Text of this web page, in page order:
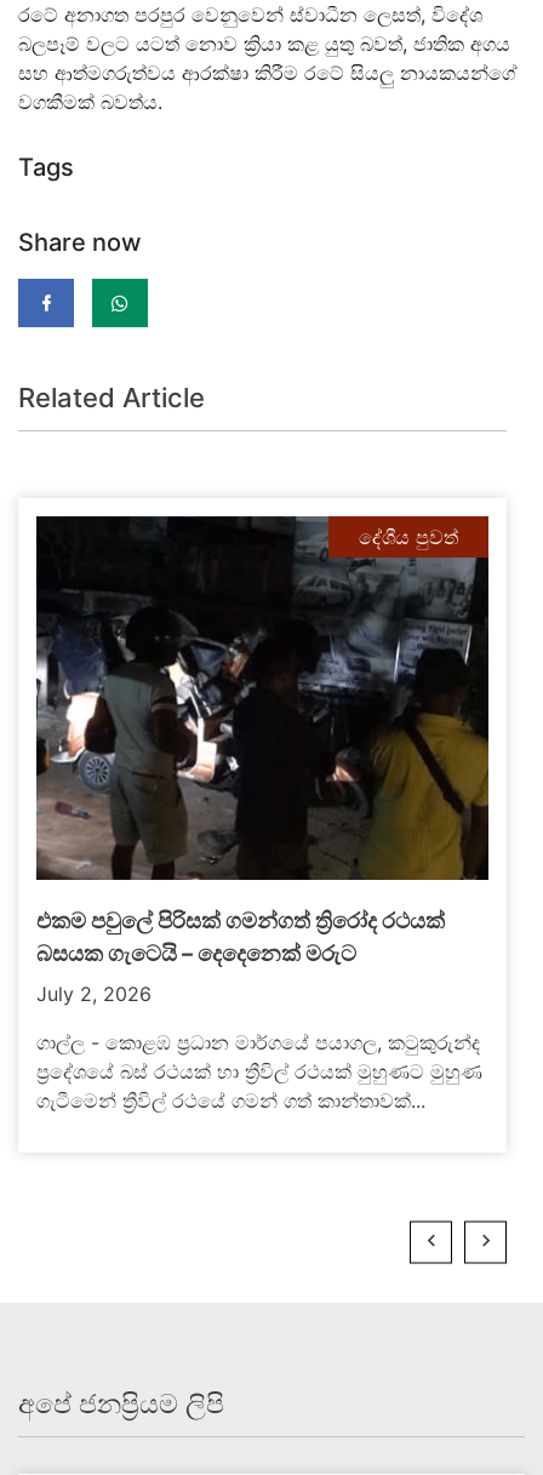
රටේ අනාගත පරපුර වෙනුවෙන් ස්වාධීන ලෙසත්, විදේශ
බලපෑම් වලට යටත් නොව ක්‍රියා කළ යුතු බවත්, ජාතික අගය
සහ ආත්මගරුත්වය ආරක්ෂා කිරීම රටේ සියලු නායකයන්ගේ
වගකීමක් බවත්ය.
Tags
Share now
Related Article
දේශීය පුවත්
එකම පවුලේ පිරිසක් ගමන්ගත් ත්‍රිරෝද රථයක්
බසයක ගැටෙයි – දෙදෙනෙක් මරුට
July 2, 2026
ගාල්ල - කොළඹ ප්‍රධාන මාර්ගයේ පයාගල, කටුකුරුන්ද
ප්‍රදේශයේ බස් රථයක් හා ත්‍රීවිල් රථයක් මුහුණට මුහුණ
ගැටීමෙන් ත්‍රීවිල් රථයේ ගමන් ගත් කාන්තාවක්...
අපේ ජනප්‍රියම ලිපි